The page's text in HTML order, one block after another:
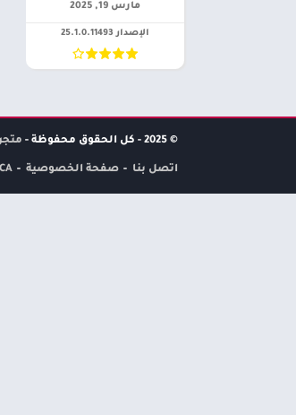
مارس 19, 2025
الإصدار 25.1.0.11493
© 2025 - كل الحقوق محفوظة -
اتصل بنا صفحة الخصوصية